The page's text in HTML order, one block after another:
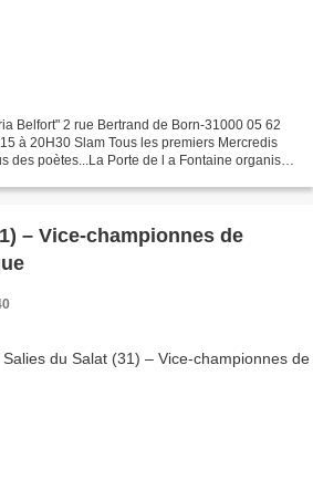
Belfort" 2 rue Bertrand de Born-31000 05 62
à 20H30 Slam Tous les premiers Mercredis
des poètes...La Porte de l a Fontaine organise
– Vice-championnes de